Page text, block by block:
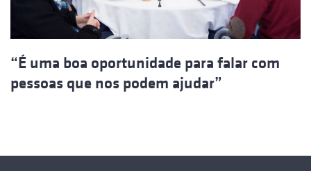
“É uma boa oportunidade para falar com
pessoas que nos podem ajudar”